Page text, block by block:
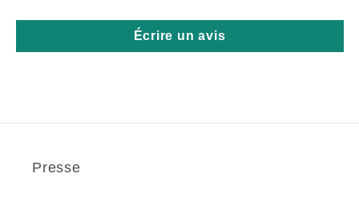
Écrire un avis
Presse